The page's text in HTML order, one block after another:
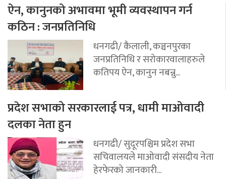
ऐन, कानुनको अभावमा भूमी व्यवस्थापन गर्न
कठिन : जनप्रतिनिधि
धनगढी/ कैलाली, कञ्चनपुरका
जनप्रतिनिधि र सरोकारवालाहरुले
कतिपय ऐन, कानुन नबन्नु...
प्रदेश सभाको सरकारलाई पत्र, धामी माओवादी
दलका नेता हुन
धनगढी/ सुदूरपश्चिम प्रदेश सभा
सचिवालयले माओवादी संसदीय नेता
हेरफेरको जानकारी...